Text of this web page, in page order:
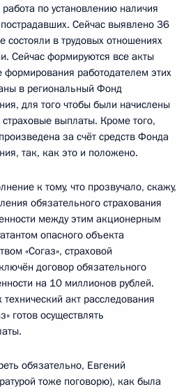
по установлению наличия
Сейчас выявлено 36
состояли в трудовых отношениях
Сейчас формируются все акты
формирования работодателем этих
в региональный Фонд
для того чтобы были начислены
выплаты. Кроме того,
за счёт средств Фонда
так, как это и положено.
к тому, что прозвучало, скажу,
обязательного страхования
между этим акционерным
опасного объекта
«Согаз», страховой
договор обязательного
на 10 миллионов рублей.
акт расследования
готов осуществлять
обязательно, Евгений
тоже поговорю), как была